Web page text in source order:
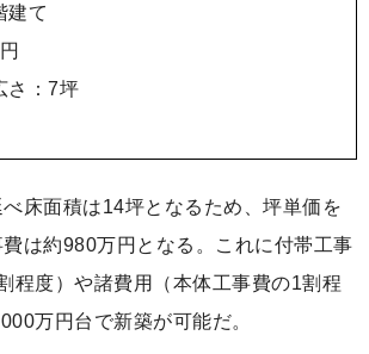
建て
さ：7坪
床面積は14坪となるため、坪単価を
は約980万円となる。これに付帯工事
程度）や諸費用（本体工事費の1割程
万円台で新築が可能だ。